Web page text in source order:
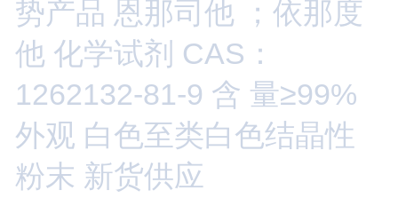
势产品 恩那司他 ；依那度
他 化学试剂 CAS：
1262132-81-9 含 量≥99%
外观 白色至类白色结晶性
粉末 新货供应